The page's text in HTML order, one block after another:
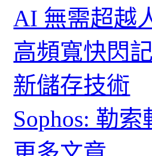
AI 無需超越
高頻寬快閃
新儲存技術
Sophos: 勒